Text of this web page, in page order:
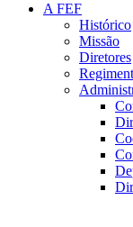
A FEF
Histórico
Missão
Diretores